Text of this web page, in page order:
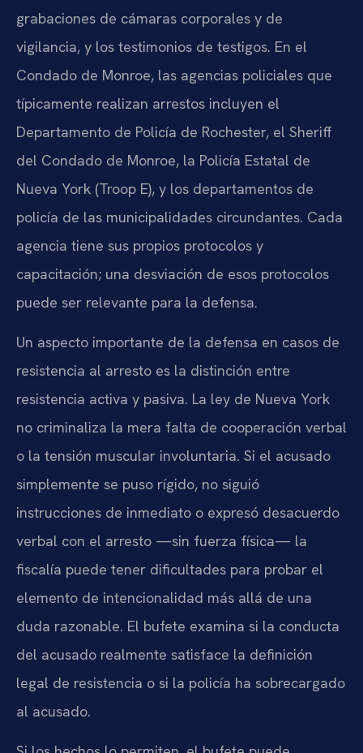
grabaciones de cámaras corporales y de
vigilancia, y los testimonios de testigos. En el
Condado de Monroe, las agencias policiales que
típicamente realizan arrestos incluyen el
Departamento de Policía de Rochester, el Sheriff
del Condado de Monroe, la Policía Estatal de
Nueva York (Troop E), y los departamentos de
policía de las municipalidades circundantes. Cada
agencia tiene sus propios protocolos y
capacitación; una desviación de esos protocolos
puede ser relevante para la defensa.
Un aspecto importante de la defensa en casos de
resistencia al arresto es la distinción entre
resistencia activa y pasiva. La ley de Nueva York
no criminaliza la mera falta de cooperación verbal
o la tensión muscular involuntaria. Si el acusado
simplemente se puso rígido, no siguió
instrucciones de inmediato o expresó desacuerdo
verbal con el arresto —sin fuerza física— la
fiscalía puede tener dificultades para probar el
elemento de intencionalidad más allá de una
duda razonable. El bufete examina si la conducta
del acusado realmente satisface la definición
legal de resistencia o si la policía ha sobrecargado
al acusado.